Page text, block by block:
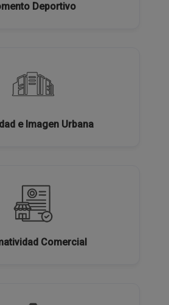
Deportivo
e Imagen Urbana
Comercial